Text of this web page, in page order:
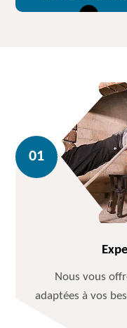
Nous vous
adaptées à vos